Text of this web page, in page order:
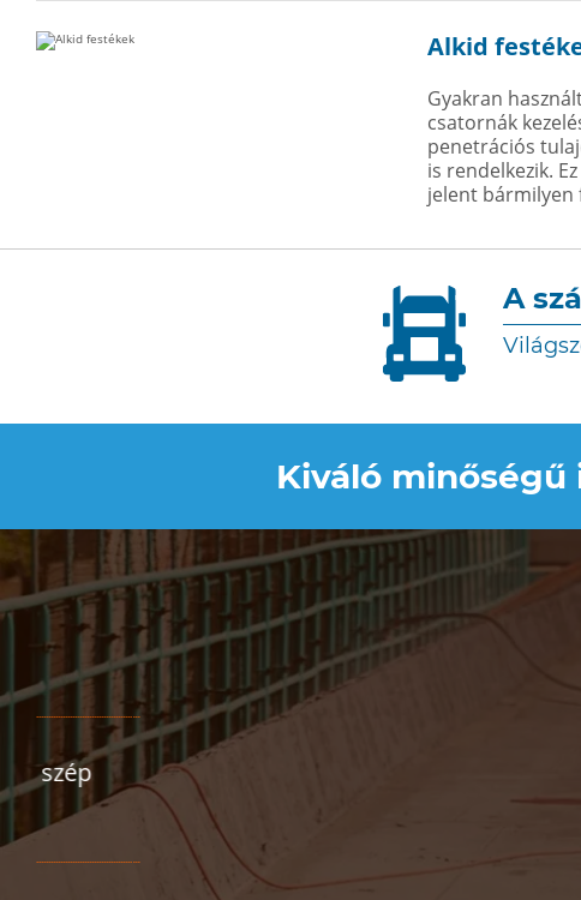
Alkid
Gyakran
csatornák
penetrációs
is rendelkezik.
jelent bármilyen
A
Kiváló
ők